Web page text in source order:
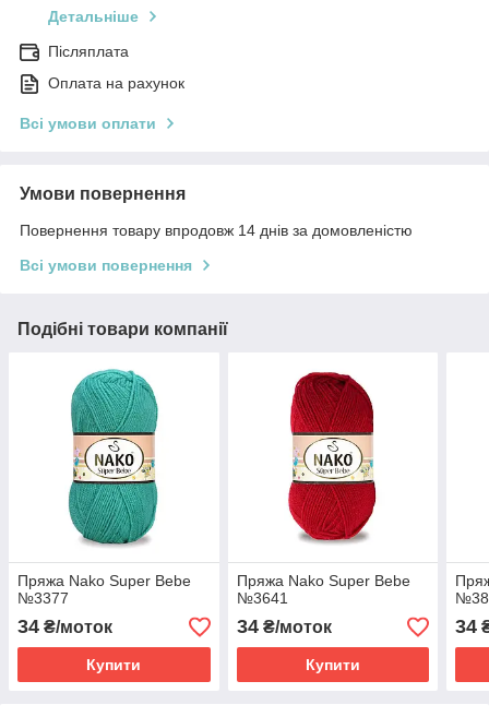
Детальніше
Післяплата
Оплата на рахунок
Всі умови оплати
Умови повернення
Повернення товару впродовж 14 днів за домовленістю
Всі умови повернення
Подібні товари компанії
Пряжа Nako Super Bebe
№3377
34 ₴/моток
Купити
Пряжа Nako Super Bebe
№3641
34₴/моток
Купити
34